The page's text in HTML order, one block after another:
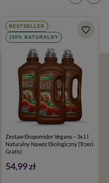
BESTSELLER
100% NATURALNY
Zestaw Ekopomidor Vegano – 3x1 l
Naturalny Nawóz Ekologiczny (Trzeci
Gratis)
54,99 zł